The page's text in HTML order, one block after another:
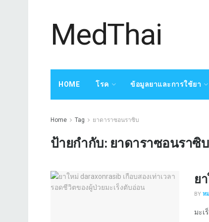
MedThai
HOME โรค ข้อมูลยาและการใช้ยา
Home Tag ยาดาราซอนราซิบ
ป้ายกำกับ: ยาดาราซอนราซิบ
ย
BY ห
มะเ